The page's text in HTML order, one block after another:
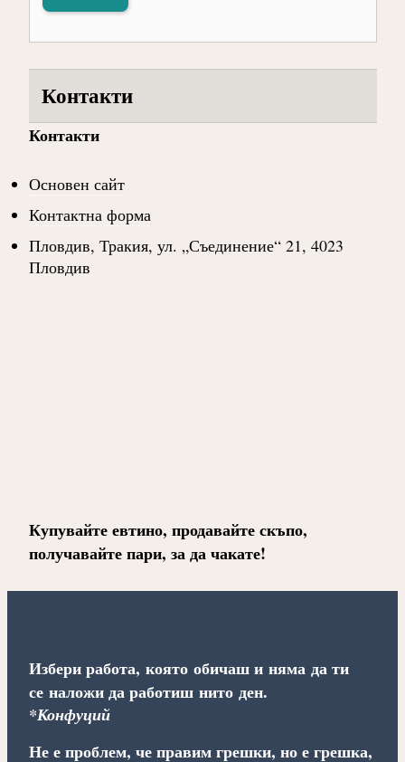
Контакти
Контакти
Основен сайт
Контактна форма
Пловдив, Тракия, ул. „Съединение“ 21, 4023
Пловдив
Купувайте евтино, продавайте скъпо,
получавайте пари, за да чакате!
Избери работа, която обичаш и няма да ти
се наложи да работиш нито ден.
*Конфуций
Не е проблем, че правим грешки, но е грешка,